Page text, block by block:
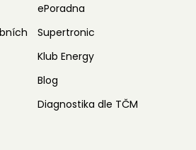
ePoradna
Supertronic
Klub Energy
Blog
Diagnostika dle TČM